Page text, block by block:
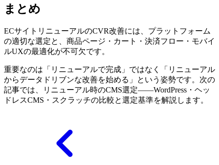
まとめ
ECサイトリニューアルのCVR改善には、プラットフォーム
の適切な選定と、商品ページ・カート・決済フロー・モバイ
ルUXの最適化が不可欠です。
重要なのは「リニューアルで完成」ではなく「リニューアル
からデータドリブンな改善を始める」という姿勢です。次の
記事では、リニューアル時のCMS選定——WordPress・ヘッ
ドレスCMS・スクラッチの比較と選定基準を解説します。